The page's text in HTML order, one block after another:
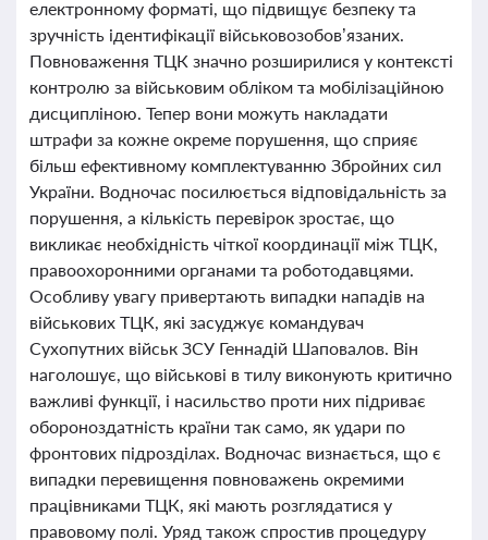
електронному форматі, що підвищує безпеку та
зручність ідентифікації військовозобов’язаних.
Повноваження ТЦК значно розширилися у контексті
контролю за військовим обліком та мобілізаційною
дисципліною. Тепер вони можуть накладати
штрафи за кожне окреме порушення, що сприяє
більш ефективному комплектуванню Збройних сил
України. Водночас посилюється відповідальність за
порушення, а кількість перевірок зростає, що
викликає необхідність чіткої координації між ТЦК,
правоохоронними органами та роботодавцями.
Особливу увагу привертають випадки нападів на
військових ТЦК, які засуджує командувач
Сухопутних військ ЗСУ Геннадій Шаповалов. Він
наголошує, що військові в тилу виконують критично
важливі функції, і насильство проти них підриває
обороноздатність країни так само, як удари по
фронтових підрозділах. Водночас визнається, що є
випадки перевищення повноважень окремими
працівниками ТЦК, які мають розглядатися у
правовому полі. Уряд також спростив процедуру